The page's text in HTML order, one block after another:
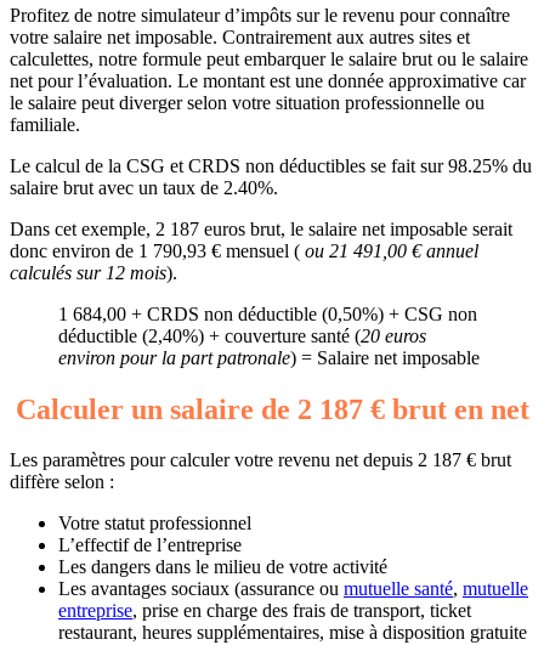
Profitez de notre simulateur d’impôts sur le revenu pour connaître
votre salaire net imposable. Contrairement aux autres sites et
calculettes, notre formule peut embarquer le salaire brut ou le salaire
net pour l’évaluation. Le montant est une donnée approximative car
le salaire peut diverger selon votre situation professionnelle ou
familiale.
Le calcul de la CSG et CRDS non déductibles se fait sur 98.25% du
salaire brut avec un taux de 2.40%.
Dans cet exemple, 2 187 euros brut, le salaire net imposable serait
donc environ de 1 790,93 € mensuel ( ou 21 491,00 € annuel
calculés sur 12 mois).
1 684,00 + CRDS non déductible (0,50%) + CSG non
déductible (2,40%) + couverture santé (20 euros
environ pour la part patronale) = Salaire net imposable
Calculer un salaire de 2 187 € brut en net
Les paramètres pour calculer votre revenu net depuis 2 187 € brut
diffère selon :
Votre statut professionnel
L’effectif de l’entreprise
Les dangers dans le milieu de votre activité
Les avantages sociaux (assurance ou mutuelle santé, mutuelle
entreprise, prise en charge des frais de transport, ticket
restaurant, heures supplémentaires, mise à disposition gratuite